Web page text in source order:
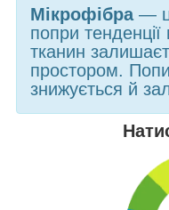
Мікрофібра—
попри
тканин
простором.
знижується й